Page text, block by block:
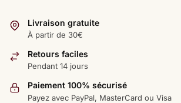
Livraison gratuite
À partir de 30€
Retours faciles
Pendant 14 jours
Paiement 100% sécurisé
Payez avec PayPal, MasterCard ou Visa